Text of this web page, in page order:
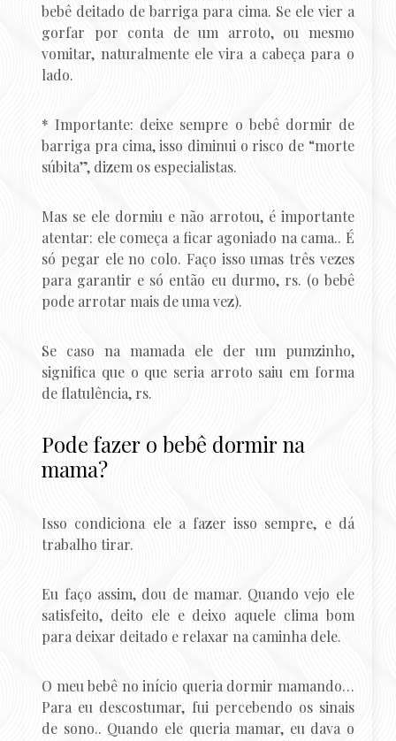
bebê deitado de barriga para cima. Se ele vier a
gorfar por conta de um arroto, ou mesmo
vomitar, naturalmente ele vira a cabeça para o
lado.
* Importante: deixe sempre o bebê dormir de
barriga pra cima, isso diminui o risco de “morte
súbita”, dizem os especialistas.
Mas se ele dormiu e não arrotou, é importante
atentar: ele começa a ficar agoniado na cama.. É
só pegar ele no colo. Faço isso umas três vezes
para garantir e só então eu durmo, rs. (o bebê
pode arrotar mais de uma vez).
Se caso na mamada ele der um pumzinho,
significa que o que seria arroto saiu em forma
de flatulência, rs.
Pode fazer o bebê dormir na
mama?
Isso condiciona ele a fazer isso sempre, e dá
trabalho tirar.
Eu faço assim, dou de mamar. Quando vejo ele
satisfeito, deito ele e deixo aquele clima bom
para deixar deitado e relaxar na caminha dele.
O meu bebê no início queria dormir mamando…
Para eu descostumar, fui percebendo os sinais
de sono.. Quando ele queria mamar, eu dava o